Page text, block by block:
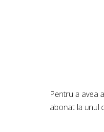
Pentru a avea
abonat la unul